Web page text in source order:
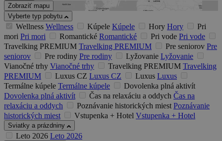
Zobraziť mapu
Vyberte typ pobytu
Wellness Wellness Kúpele Kúpele Hory Hory
Pri
mori Pri mori Romantické Romantické Pri vode Pri vode
Travelking PREMIUM Travelking PREMIUM Pre seniorov Pre
seniorov
Pre rodiny Pre rodiny Lyžovanie Lyžovanie
Vianočné trhy Vianočné trhy Travelking PREMIUM Travelking
PREMIUM
Luxus CZ Luxus CZ Luxus Luxus
Termálne kúpele Termálne kúpele
Dovolenka plná aktivít
Dovolenka plná aktivít
Čas na relaxáciu a oddych Čas na
relaxáciu a oddych
Poznávanie historických miest Poznávanie
historických miest
Vstupenka + Hotel Vstupenka + Hotel
Sviatky a prázdniny
Leto 2026 Leto 2026